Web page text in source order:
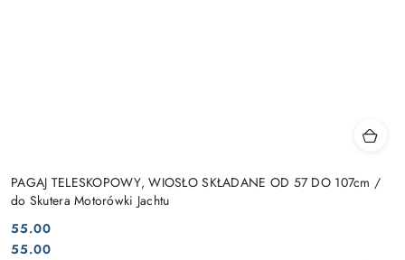
PAGAJ TELESKOPOWY, WIOSŁO SKŁADANE OD 57 DO 107cm /
do Skutera Motorówki Jachtu
Cena:
55.00
Cena:
55.00